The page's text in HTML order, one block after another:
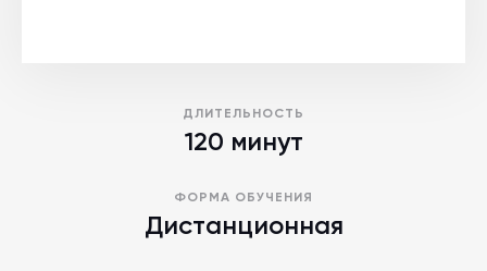
ДЛИТЕЛЬНОСТЬ
120 минут
ФОРМА ОБУЧЕНИЯ
Дистанционная